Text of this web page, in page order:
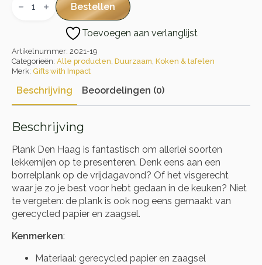
🎁 46.
🎁 1.
Den
Bestellen
Toevoegen aan verlanglijst
Artikelnummer: 2021-19
Categorieën: Alle producten, Duurzaam, Koken & tafelen
Merk: Gifts with Impact
Beschrijving Beoordelingen (0)
Beschrijving
Plank Den Haag is fantastisch om allerlei soorten
lekkernijen op te presenteren. Denk eens aan een
borrelplank op de vrijdagavond? Of het visgerecht
waar je zo je best voor hebt gedaan in de keuken? Niet
te vergeten: de plank is ook nog eens gemaakt van
gerecycled papier en zaagsel.
Kenmerken:
Materiaal: gerecycled papier en zaagsel